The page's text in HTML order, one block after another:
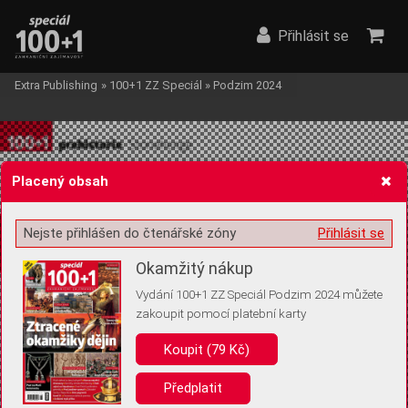
Žádost o souhlas s ukládáním volitelných informací
Pro základní fungování webu nepotřebujeme ukládat žádné informace
(tzv. cookies apod.). Rádi bychom vás ale požádali o souhlas s
uložením volitelných informací:
Anonymní unikátní ID
Přihlásit se
Extra Publishing » 100+1 ZZ Speciál » Podzim 2024
Placený obsah
Přihlásit se
Nejste přihlášen do čtenářské zóny
Okamžitý nákup
Vydání 100+1 ZZ Speciál Podzim 2024 můžete
zakoupit pomocí platební karty
Koupit (79 Kč)
Předplatit